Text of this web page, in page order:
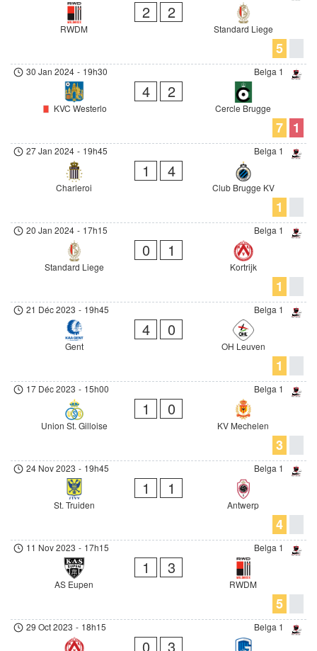
RWDM
2 2
Standard Liege
5
Belga 1
30 Jan 2024 - 19h30
KVC Westerlo
4 2
Cercle Brugge
7 1
Belga 1
27 Jan 2024 - 19h45
Charleroi
1 4
Club Brugge KV
1
Belga 1
20 Jan 2024 - 17h15
Standard Liege
0 1
Kortrijk
1
Belga 1
21 Déc 2023 - 19h45
Gent
4 0
OH Leuven
1
Belga 1
17 Déc 2023 - 15h00
Union St. Gilloise
1 0
KV Mechelen
3
Belga 1
24 Nov 2023 - 19h45
St. Truiden
1 1
Antwerp
4
Belga 1
11 Nov 2023 - 17h15
AS Eupen
1 3
RWDM
5
Belga 1
29 Oct 2023 - 18h15
0 3